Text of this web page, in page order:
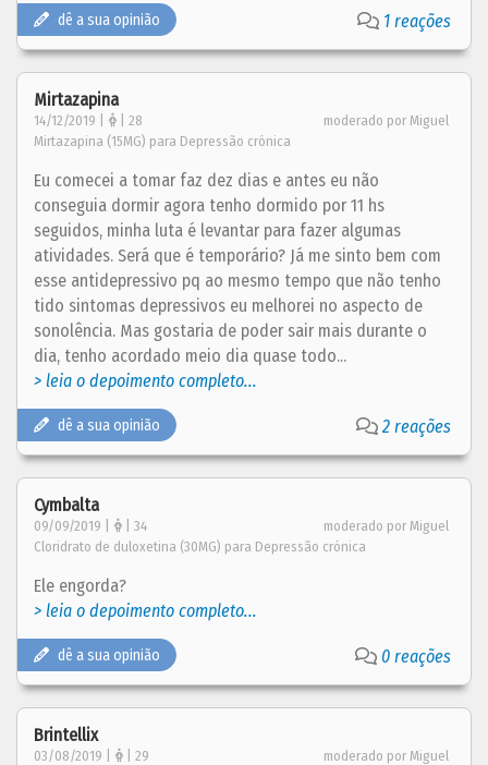
dê a sua opinião 1 reações
Mirtazapina
14/12/2019 | | 28
moderado por Miguel
Mirtazapina (15MG) para Depressão crónica
Eu comecei a tomar faz dez dias e antes eu não
conseguia dormir agora tenho dormido por 11 hs
seguidos, minha luta é levantar para fazer algumas
atividades. Será que é temporário? Já me sinto bem com
esse antidepressivo pq ao mesmo tempo que não tenho
tido sintomas depressivos eu melhorei no aspecto de
sonolência. Mas gostaria de poder sair mais durante o
dia, tenho acordado meio dia quase todo...
> leia o depoimento completo...
dê a sua opinião 2 reações
Cymbalta
09/09/2019 | | 34
moderado por Miguel
Cloridrato de duloxetina (30MG) para Depressão crónica
Ele engorda?
> leia o depoimento completo...
dê a sua opinião 0 reações
Brintellix
03/08/2019 | | 29
moderado por Miguel